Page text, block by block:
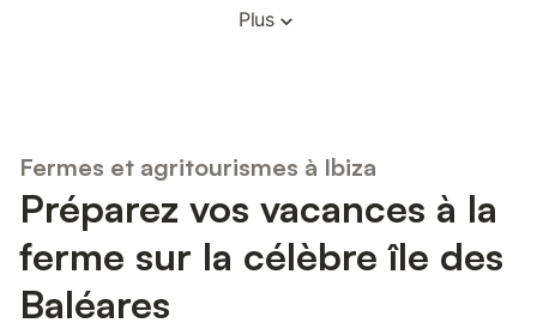
Plus
Fermes et agritourismes à Ibiza
Préparez vos vacances à la
ferme sur la célèbre île des
Baléares